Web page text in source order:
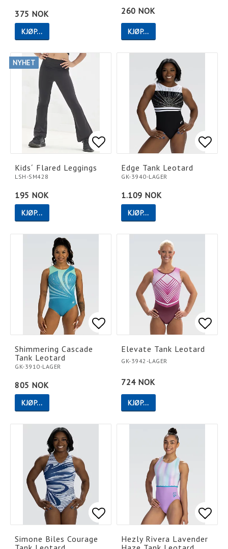
375 NOK
KJØP…
260 NOK
KJØP…
NYHET
Add to list of favorites
Add to list of favorites
Kids´ Flared Leggings
LSH-SM428
195 NOK
KJØP…
Edge Tank Leotard
GK-3940-LAGER
1.109 NOK
KJØP…
Add to list of favorites
Add to list of favorites
Shimmering Cascade
Tank Leotard
GK-3910-LAGER
805 NOK
KJØP…
Add
Add
Elevate Tank Leotard
GK-3942-LAGER
724 NOK
KJØP…
Add to list of favorites
Add to list of favorites
Simone Biles Courage
Add
Add
Hezly Rivera Lavender